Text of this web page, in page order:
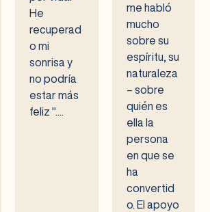
He
recuperad
o mi
sonrisa y
no podría
estar más
feliz "....
me habló
mucho
sobre su
espíritu, su
naturaleza
– sobre
quién es
ella la
persona
en que se
ha
convertid
o. El apoyo